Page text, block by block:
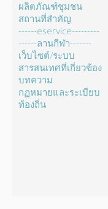
ผลิตภัณฑ์ชุมชน
สถานที่สำคัญ
------eservice---------
------ลานกีฬา-------
เว็บไซต์/ระบบ
สารสนเทศที่เกี่ยวข้อง
บทความ
กฏหมายและระเบียบ
ท้องถิ่น